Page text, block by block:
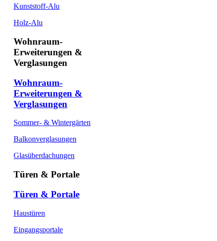
Kunststoff-Alu
Holz-Alu
Wohnraum-
Erweiterungen &
Verglasungen
Wohnraum-
Erweiterungen &
Verglasungen
Sommer- & Wintergärten
Balkonverglasungen
Glasüberdachungen
Türen & Portale
Türen & Portale
Haustüren
Eingangsportale